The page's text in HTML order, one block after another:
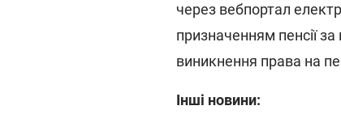
через вебпортал
призначенням пенсії
виникнення права на
Інші новини: